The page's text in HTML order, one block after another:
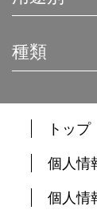
種類
トップ
個人情
個人情